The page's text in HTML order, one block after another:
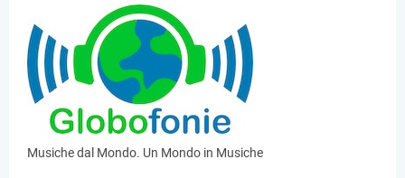
Musiche dal Mondo. Un Mondo in Musiche